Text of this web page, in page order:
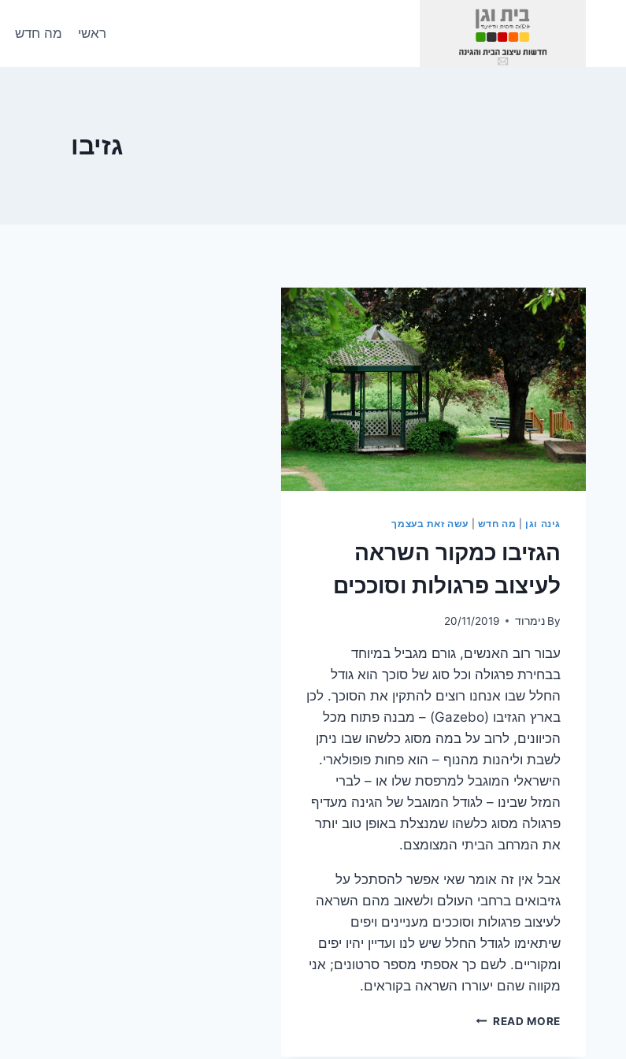
ראשי מה חדש
גזיבו
גינה וגן מה חדש עשה זאת בעצמך
הגזיבו כמקור השראה
לעיצוב פרגולות וסוככים
By נימרוד 20/11/2019
עבור רוב האנשים, גורם מגביל במיוחד
בבחירת פרגולה וכל סוג של סוכך הוא גודל
החלל שבו אנחנו רוצים להתקין את הסוכך. לכן
בארץ הגזיבו (Gazebo) – מבנה פתוח מכל
הכיוונים, לרוב על במה מסוג כלשהו שבו ניתן
לשבת וליהנות מהנוף – הוא פחות פופולארי.
הישראלי המוגבל למרפסת שלו או – לברי
המזל שבינו – לגודל המוגבל של הגינה מעדיף
פרגולה מסוג כלשהו שמנצלת באופן טוב יותר
את המרחב הביתי המצומצם.
אבל אין זה אומר שאי אפשר להסתכל על
גזיבואים ברחבי העולם ולשאוב מהם השראה
לעיצוב פרגולות וסוככים מעניינים ויפים
שיתאימו לגודל החלל שיש לנו ועדיין יהיו יפים
ומקוריים. לשם כך אספתי מספר סרטונים; אני
מקווה שהם יעוררו השראה בקוראים.
READ MOREהגזיבו